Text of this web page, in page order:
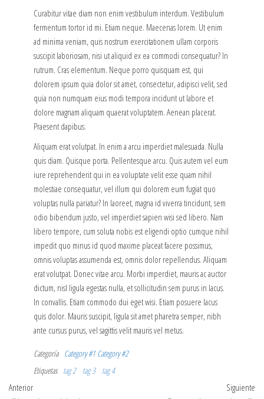
Curabitur vitae diam non enim vestibulum interdum. Vestibulum
fermentum tortor id mi. Etiam neque. Maecenas lorem. Ut enim
ad minima veniam, quis nostrum exercitationem ullam corporis
suscipit laboriosam, nisi ut aliquid ex ea commodi consequatur? In
rutrum. Cras elementum. Neque porro quisquam est, qui
dolorem ipsum quia dolor sit amet, consectetur, adipisci velit, sed
quia non numquam eius modi tempora incidunt ut labore et
dolore magnam aliquam quaerat voluptatem. Aenean placerat.
Praesent dapibus.
Aliquam erat volutpat. In enim a arcu imperdiet malesuada. Nulla
quis diam. Quisque porta. Pellentesque arcu. Quis autem vel eum
iure reprehenderit qui in ea voluptate velit esse quam nihil
molestiae consequatur, vel illum qui dolorem eum fugiat quo
voluptas nulla pariatur? In laoreet, magna id viverra tincidunt, sem
odio bibendum justo, vel imperdiet sapien wisi sed libero. Nam
libero tempore, cum soluta nobis est eligendi optio cumque nihil
impedit quo minus id quod maxime placeat facere possimus,
omnis voluptas assumenda est, omnis dolor repellendus. Aliquam
erat volutpat. Donec vitae arcu. Morbi imperdiet, mauris ac auctor
dictum, nisl ligula egestas nulla, et sollicitudin sem purus in lacus.
In convallis. Etiam commodo dui eget wisi. Etiam posuere lacus
quis dolor. Mauris suscipit, ligula sit amet pharetra semper, nibh
ante cursus purus, vel sagittis velit mauris vel metus.
Categoría Category #1 Category #2
Etiquetas tag 2 tag 3 tag 4
Navegación
Entrada
Anterior
Siguiente